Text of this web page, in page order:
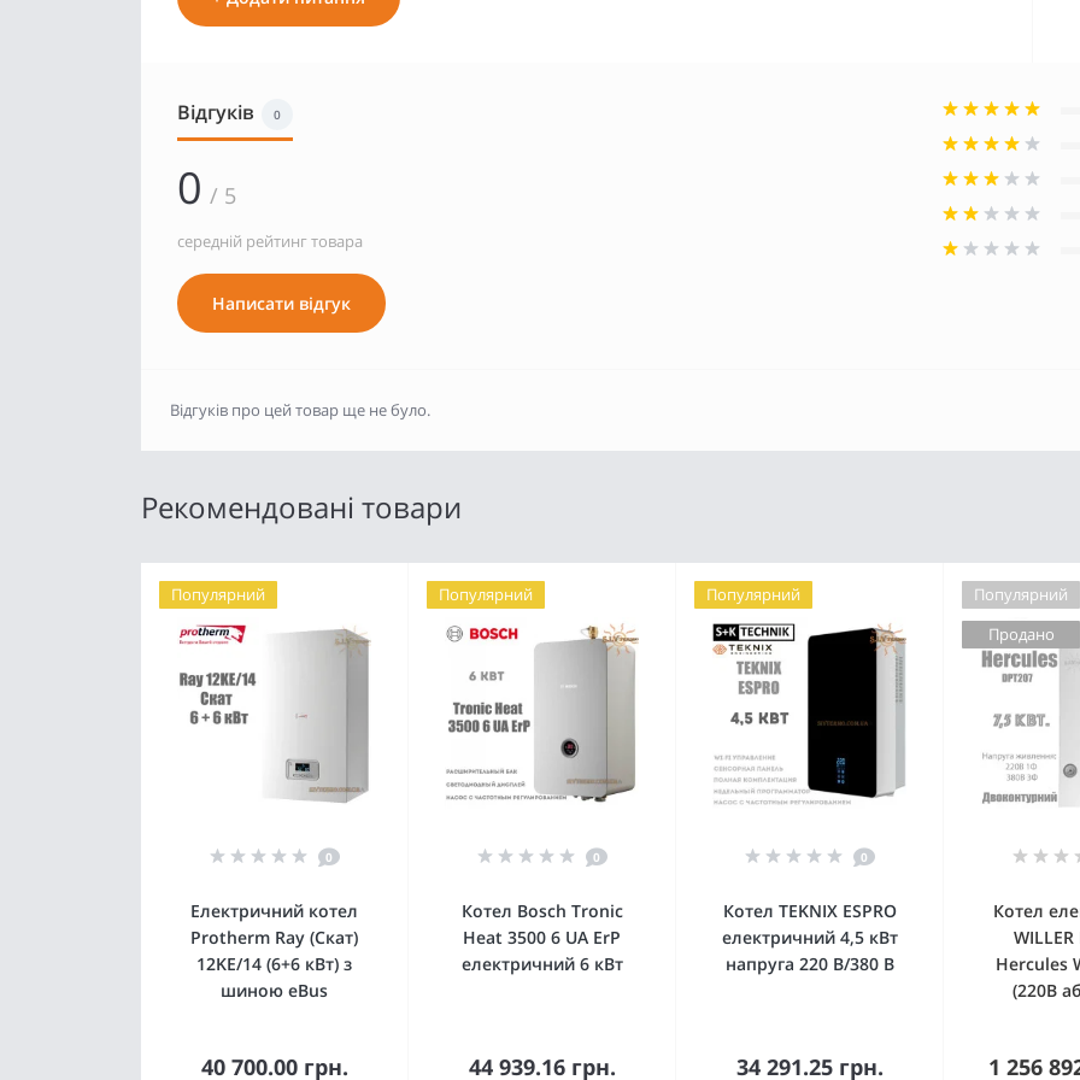
Відгуків 0
0 / 5
середній рейтинг товара
Написати відгук
Відгуків про цей товар ще не було.
Рекомендовані товари
Популярний
0
Електричний котел
Protherm Ray (Скат)
12KE/14 (6+6 кВт) з
шиною eBus
40 700.00 грн.
Популярний
0
Котел Bosch Tronic
Heat 3500 6 UA ErP
електричний 6 кВт
44 939.16 грн.
Популярний
0
Котел TEKNIX ESPRO
електричний 4,5 кВт
напруга 220 В/380 В
34 291.25 грн.
Популярний
Продано
Котел
Hercules
(220В
1 256